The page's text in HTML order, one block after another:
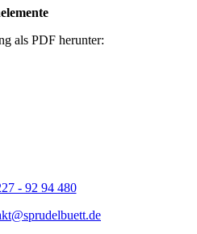
als PDF herunter:
- 92 94 480